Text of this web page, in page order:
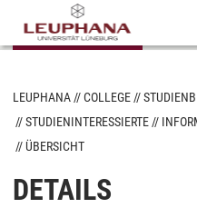
LEUPHANA COLLEGE
STUDIENINTERESSIERTE
ÜBERSICHT
DETAILS